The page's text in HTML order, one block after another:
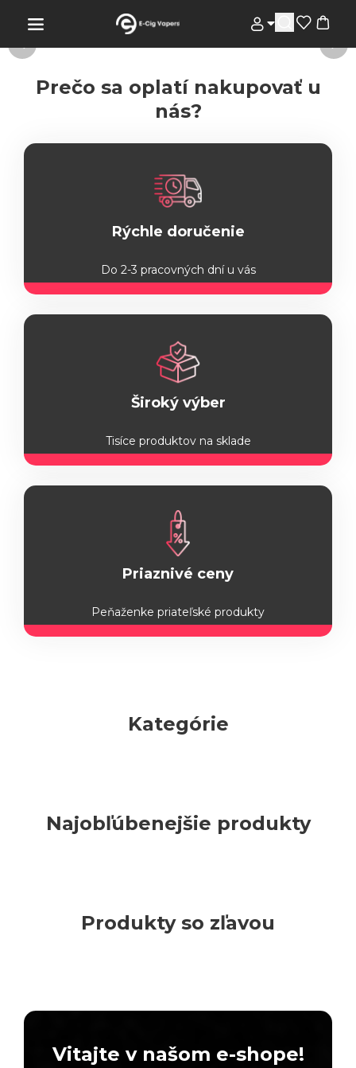
Prečo sa oplatí nakupovať u
nás?
Rýchle doručenie
Do 2-3 pracovných dní u vás
Široký výber
Tisíce produktov na sklade
Priaznivé ceny
Peňaženke priateľské produkty
Kategórie
Najobľúbenejšie produkty
Produkty so zľavou
Vitajte v našom e-shope!